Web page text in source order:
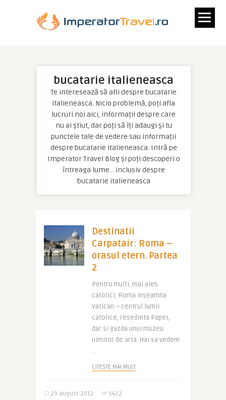
bucatarie italieneasca
Te interesează să afli despre bucatarie
italieneasca. Nicio problemă, poți afla
lucruri noi aici, informații despre care
nu ai știut, dar poți să îți adaugi și tu
punctele tale de vedere sau informații
despre bucatarie italieneasca. Intră pe
Imperator Travel Blog și poți descoperi o
întreaga lume… inclusiv despre
bucatarie italieneasca
Destinatii
Carpatair: Roma –
orasul etern. Partea
2
Pentru multi, mai ales
catolici, Roma inseamna
Vatican – centrul lumii
catolice, resedinta Papei,
dar si gazda unui muzeu
uimitor de arta. Hai sa vedem
..
CITEȘTE MAI MULT
29 august 2012 5422